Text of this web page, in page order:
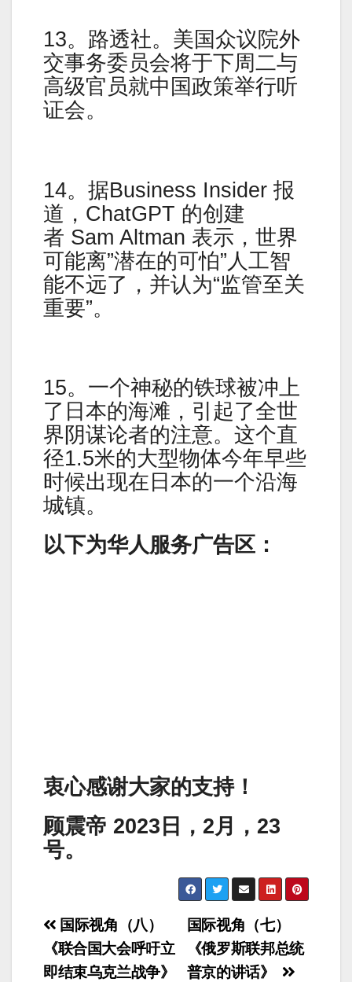
13。路透社。美国众议院外
交事务委员会将于下周二与
高级官员就中国政策举行听
证会。
14。据Business Insider 报
道，ChatGPT 的创建
者 Sam Altman 表示，世界
可能离”潜在的可怕”人工智
能不远了，并认为“监管至关
重要”。
15。一个神秘的铁球被冲上
了日本的海滩，引起了全世
界阴谋论者的注意。这个直
径1.5米的大型物体今年早些
时候出现在日本的一个沿海
城镇。
以下为华人服务广告区：
衷心感谢大家的支持！
顾震帝 2023日，2月，23
号。
Post
navigation
国际视角（七）
《俄罗斯联邦总统
普京的讲话》
国际视角（八）
《联合国大会呼吁立
即结束乌克兰战争》